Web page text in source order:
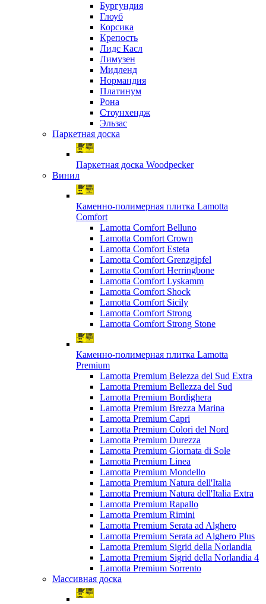
Бургундия
Глоуб
Корсика
Крепость
Лидс Касл
Лимузен
Мидленд
Нормандия
Платинум
Рона
Стоунхендж
Эльзас
Паркетная доска
Паркетная доска Woodpecker
Винил
Каменно-полимерная плитка Lamotta
Comfort
Lamotta Comfort Belluno
Lamotta Comfort Crown
Lamotta Comfort Esteta
Lamotta Comfort Grenzgipfel
Lamotta Comfort Herringbone
Lamotta Comfort Lyskamm
Lamotta Comfort Shock
Lamotta Comfort Sicily
Lamotta Comfort Strong
Lamotta Comfort Strong Stone
Каменно-полимерная плитка Lamotta
Premium
Lamotta Premium Belezza del Sud Extra
Lamotta Premium Bellezza del Sud
Lamotta Premium Bordighera
Lamotta Premium Brezza Marina
Lamotta Premium Capri
Lamotta Premium Colori del Nord
Lamotta Premium Durezza
Lamotta Premium Giornata di Sole
Lamotta Premium Linea
Lamotta Premium Mondello
Lamotta Premium Natura dell'Italia
Lamotta Premium Natura dell'Italia Extra
Lamotta Premium Rapallo
Lamotta Premium Rimini
Lamotta Premium Serata ad Alghero
Lamotta Premium Serata ad Alghero Plus
Lamotta Premium Sigrid della Norlandia
Lamotta Premium Sigrid della Norlandia 4
Lamotta Premium Sorrento
Массивная доска